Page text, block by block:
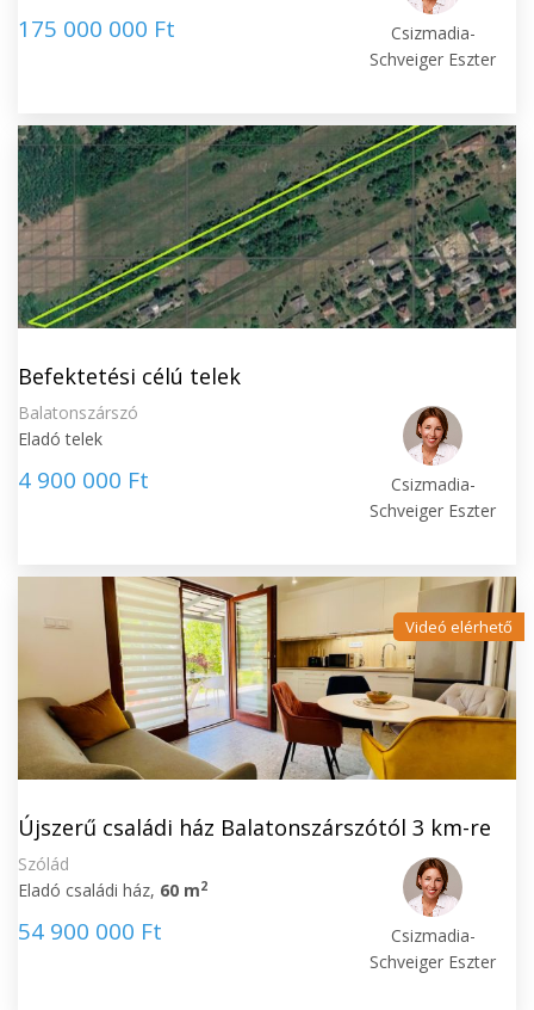
175 000 000 Ft
Csizmadia-
Schveiger Eszter
Befektetési célú telek
Balatonszárszó
Eladó telek
4 900 000 Ft
Csizmadia-
Schveiger Eszter
Videó elérhető
Újszerű családi ház Balatonszárszótól 3 km-re
Szólád
Eladó családi ház, 60 m2
54 900 000 Ft
Csizmadia-
Schveiger Eszter